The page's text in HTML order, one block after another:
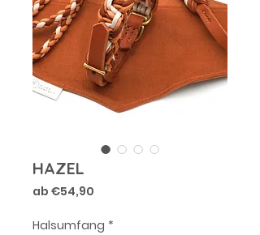
HAZEL
ab €54,90
Halsumfang *